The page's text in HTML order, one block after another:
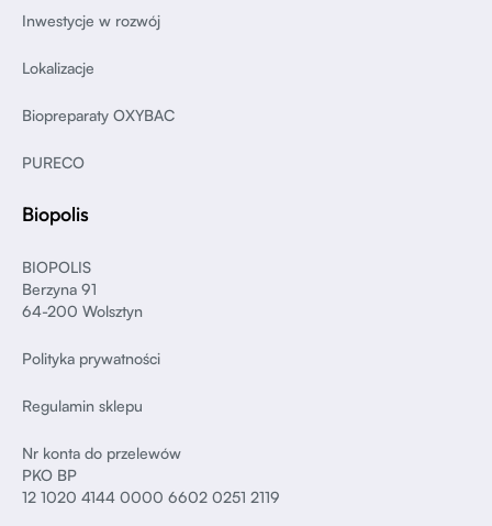
Inwestycje w rozwój
Lokalizacje
Biopreparaty OXYBAC
PURECO
Biopolis
BIOPOLIS
Berzyna 91
64-200 Wolsztyn
Polityka prywatności
Regulamin sklepu
Nr konta do przelewów
PKO BP
12 1020 4144 0000 6602 0251 2119